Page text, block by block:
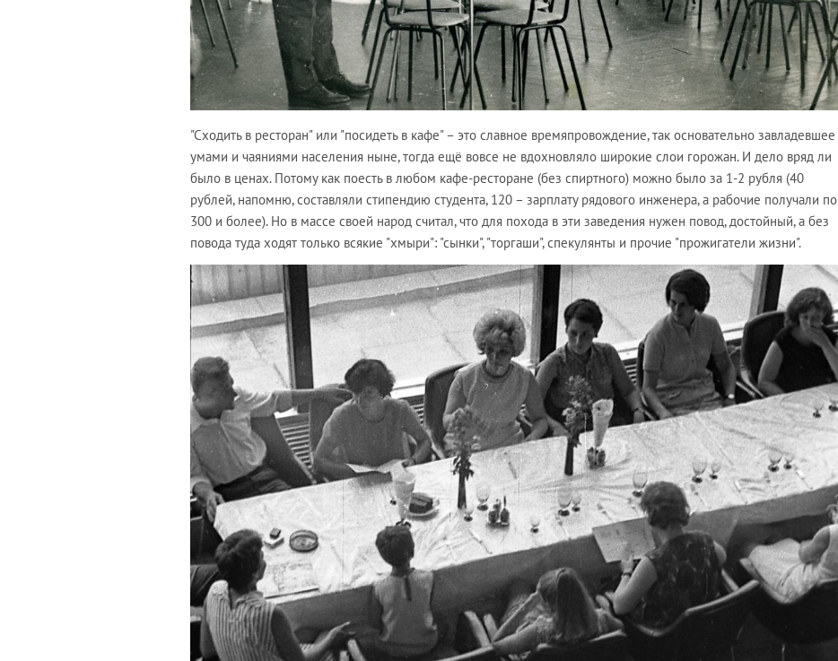
"Сходить в ресторан" или "посидеть в кафе" – это славное времяпровождение, так основательно завладевшее
умами и чаяниями населения ныне, тогда ещё вовсе не вдохновляло широкие слои горожан. И дело вряд ли
было в ценах. Потому как поесть в любом кафе-ресторане (без спиртного) можно было за 1-2 рубля (40
рублей, напомню, составляли стипендию студента, 120 – зарплату рядового инженера, а рабочие получали по
300 и более). Но в массе своей народ считал, что для похода в эти заведения нужен повод, достойный, а без
повода туда ходят только всякие "хмыри": "сынки", "торгаши", спекулянты и прочие "прожигатели жизни".